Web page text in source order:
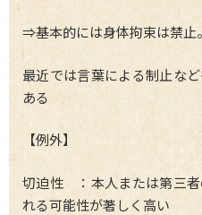
⇒基本的には身体拘束は禁止
最近では言葉による制止な
ある
【例外】
切迫性 ：本人または第三者
れる可能性が著しく高い